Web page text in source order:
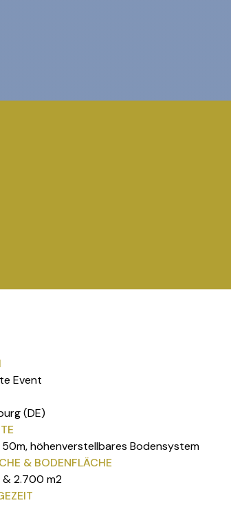
Event
(DE)
höhenverstellbares Bodensystem
& BODENFLÄCHE
& 2.700 m2